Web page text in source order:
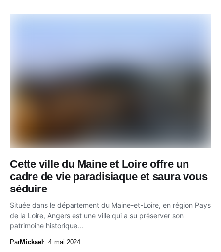
Cette ville du Maine et Loire offre un
cadre de vie paradisiaque et saura vous
séduire
Située dans le département du Maine-et-Loire, en région Pays
de la Loire, Angers est une ville qui a su préserver son
patrimoine historique...
ParMickael 4 mai 2024